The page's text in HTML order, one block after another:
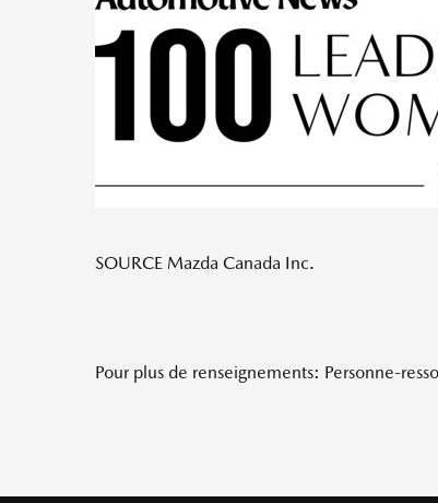
SOURCE Mazda Canada Inc.
Pour plus de renseignements: Personne-